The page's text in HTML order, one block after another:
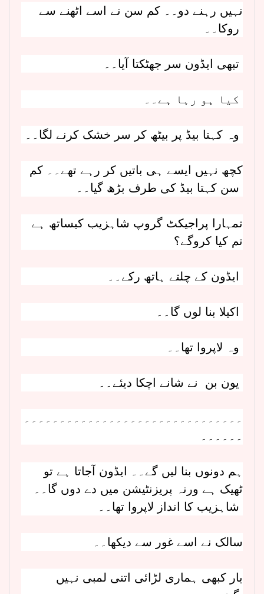
نہیں رہنے دو۔۔ کم سن نے اسے اٹھنے سے
کچھ نہیں ایسے ہی باتیں کر رہے تھے۔۔ کم
تمہارا پراجیکٹ گروپ شاہزیب کیساتھ ہے
تم کیا کروگے؟
۔۔۔۔۔۔۔۔۔۔۔۔۔۔۔۔۔۔۔۔۔۔۔۔۔۔۔۔۔۔۔
۔۔۔۔۔۔
ہم دونوں بنا لیں گے۔۔ ایڈون آجاتا ہے تو
ٹھیک ہے ورنہ پریزنٹیشن میں دے دوں گا۔۔
سالک نے اسے غور سے دیکھا۔۔
یار کبھی ہماری لڑائی اتنی لمبی نہیں